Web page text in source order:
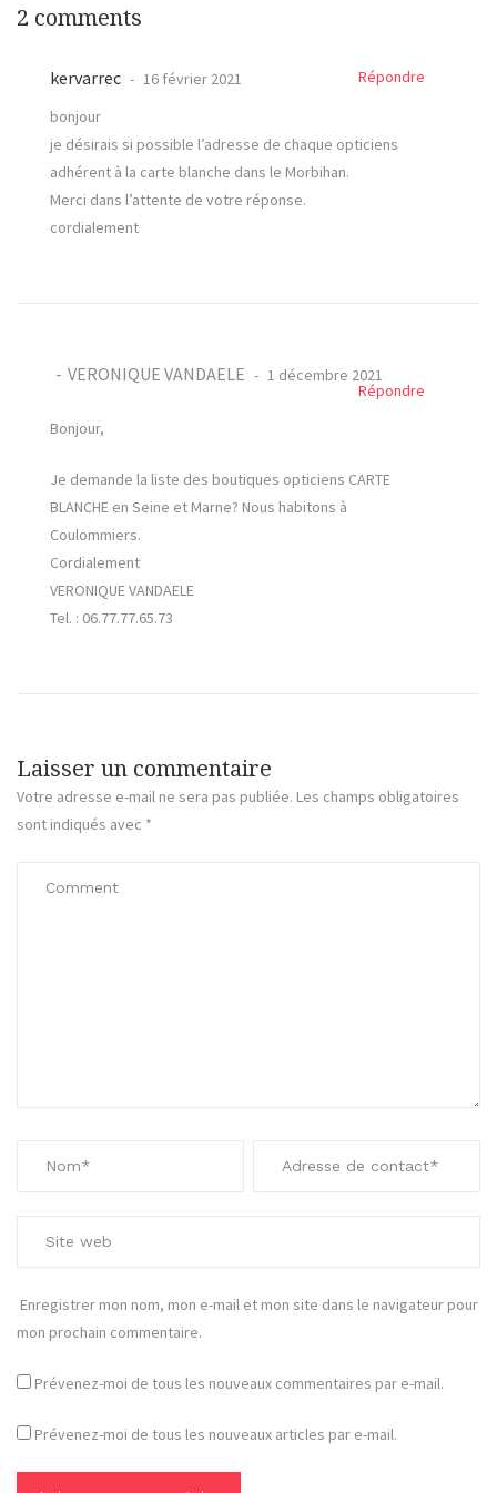
2 comments
kervarrec 16 février 2021
Répondre
bonjour
je désirais si possible l’adresse de chaque opticiens
adhérent à la carte blanche dans le Morbihan.
Merci dans l’attente de votre réponse.
cordialement
VERONIQUE VANDAELE 1 décembre 2021
Répondre
Bonjour,
Je demande la liste des boutiques opticiens CARTE
BLANCHE en Seine et Marne? Nous habitons à
Coulommiers.
Cordialement
VERONIQUE VANDAELE
Tel. : 06.77.77.65.73
Laisser un commentaire
Votre adresse e-mail ne sera pas publiée. Les champs obligatoires
sont indiqués avec *
Enregistrer mon nom, mon e-mail et mon site dans le navigateur pour
mon prochain commentaire.
Prévenez-moi de tous les nouveaux commentaires par e-mail.
Prévenez-moi de tous les nouveaux articles par e-mail.